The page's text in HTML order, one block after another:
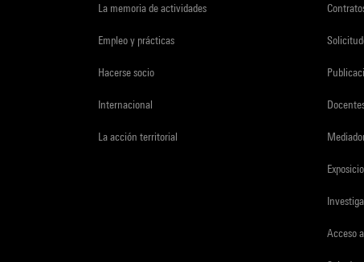
La memoria de actividades
Empleo y prácticas
Hacerse socio
Internacional
La acción territorial
Acceso